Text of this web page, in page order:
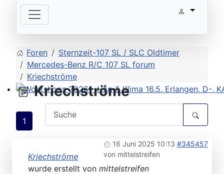
Foren
Sternzeit-107 SL / SLC Oldtimer
Mercedes-Benz R/C 107 SL forum
Kriechströme
Kriechströme
1
16 Juni 2025 10:13 #345457
von mittelstreifen
Kriechströme
wurde erstellt von mittelstreifen